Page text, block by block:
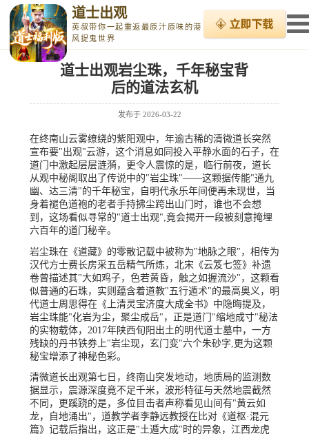
道士出观
英叔带你一起重返最原汁原味的港
风捉鬼世界
道士出观岩尘珠，千年秘宝背
后的道法玄机
发布于2026-03-22
在终南山云雾缭绕的紫阳观中，年逾古稀的清微道长突然
宣布要"出观"云游，这个消息如同投入平静水面的石子，在
道门中激起层层涟漪，更令人震惊的是，临行前夜，道长
从观中秘阁取出了传说中的"岩尘珠"——这颗据传能"通九
幽、达三清"的千年秘宝，自明代永乐年间便再未现世，当
身着褪色道袍的老者手持拂尘跨出山门时，谁也不会想
到，这场看似寻常的"道士出观",竟会揭开一段被刻意掩埋
六百年的道门秘辛。
岩尘珠在《道藏》的零散记载中被称为"地脉之眼"，相传为
汉代方士费长房采五岳精气所炼，北宋《云笈七签》补遗
卷曾描述其"大如鸡子，色若黄昏，触之如握流沙"，这颗看
似普通的石珠，实则蕴含着道教"五行遁术"的最高奥义，明
代道士周思得在《上清灵宝济度大成全书》中隐晦提及，
岩尘珠能"化岩为尘，聚尘成岳"，正是道门"缩地成寸"秘法
的实物载体，2017年陕西旬阳出土的明代道士墓中，一方
残缺的丹书铁券上"岩尘现，玄门变"六个朱砂字,更为这颗
秘宝增添了神秘色彩。
清微道长出观第七日，终南山突发地动，地质局的监测数
据显示，震源深度竟不足千米，波形特征与天然地震截然
不同，更蹊跷的是，多位目击者声称看见山间有"黄云如
龙，自地涌出"，道教学者李静远教授在比对《道枢·混元
篇》记载后指出，这正是"土遁大成"时的异象，江西龙虎